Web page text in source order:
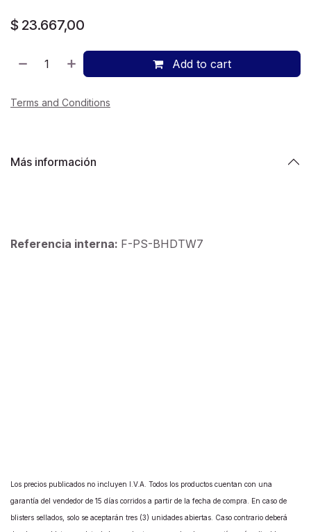
$ 23.667,00
Add to cart
Terms and Conditions
Más información
Referencia interna: F-PS-BHDTW7
Los precios publicados no incluyen I.V.A. Todos los productos cuentan con una
garantía del vendedor de 15 días corridos a partir de la fecha de compra. En caso de
blisters sellados, solo se aceptarán tres (3) unidades abiertas. Caso contrario deberá